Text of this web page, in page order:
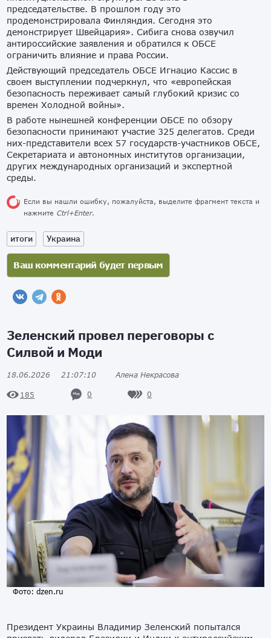
председательстве. В прошлом году это
продемонстрировала Финляндия. Сегодня это
демонстрирует Швейцария». Сибига снова озвучил
антироссийские заявления и обратился к ОБСЕ
ограничить влияние и права России.
Действующий председатель ОБСЕ Игнацио Кассис в
своем выступлении подчеркнул, что «европейская
безопасность переживает самый глубокий кризис со
времен Холодной войны».
В работе нынешней конференции ОБСЕ по обзору
безопасности принимают участие 325 делегатов. Среди
них-представители всех 57 государств-участников ОБСЕ,
Секретариата и автономных институтов организации,
других международных организаций и экспертной
среды.
Если вы нашли ошибку, пожалуйста, выделите фрагмент текста и
нажмите Ctrl+Enter.
итоги Украина
Зеленский провел переговоры с
Силвой и Моди
18.06.2026 21:07:10 Алена Некрасова
185 0 0
Фото: dzen.ru
Президент Украины Владимир Зеленский попытался